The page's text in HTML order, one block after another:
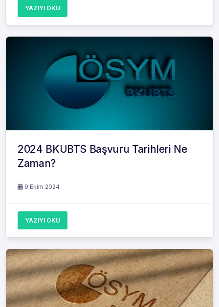
YAZIYI OKU
2024 BKUBTS Başvuru Tarihleri Ne
Zaman?
9 Ekim 2024
YAZIYI OKU